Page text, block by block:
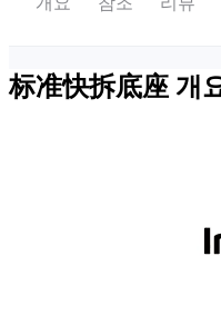
标准快拆底座 개